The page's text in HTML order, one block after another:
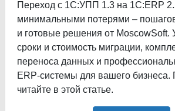
Переход с 1С:УПП 1.3 на 1С:ERP
минимальными потерями –
и готовые решения от MoscowSoft.
сроки и стоимость миграции,
переноса данных и
ERP-системы для вашего бизнеса.
читайте в этой статье.